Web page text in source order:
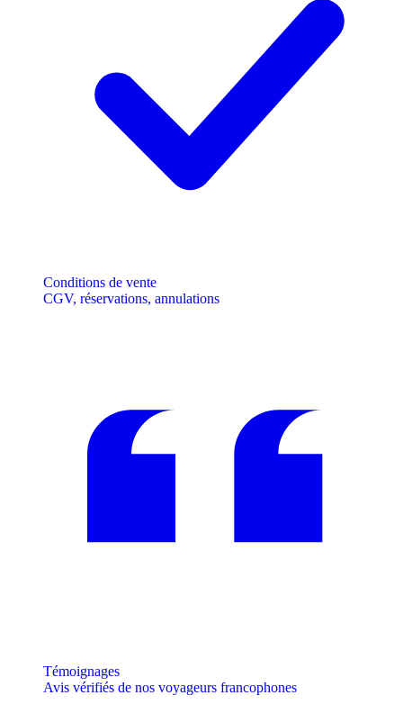
Conditions de vente
CGV, réservations, annulations
Témoignages
Avis vérifiés de nos voyageurs francophones